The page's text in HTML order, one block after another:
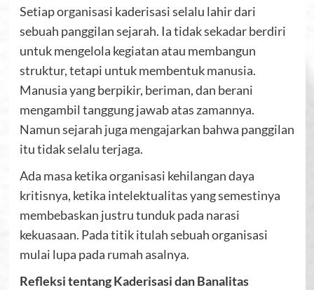
Setiap organisasi kaderisasi selalu lahir dari
sebuah panggilan sejarah. Ia tidak sekadar berdiri
untuk mengelola kegiatan atau membangun
struktur, tetapi untuk membentuk manusia.
Manusia yang berpikir, beriman, dan berani
mengambil tanggung jawab atas zamannya.
Namun sejarah juga mengajarkan bahwa panggilan
itu tidak selalu terjaga.
Ada masa ketika organisasi kehilangan daya
kritisnya, ketika intelektualitas yang semestinya
membebaskan justru tunduk pada narasi
kekuasaan. Pada titik itulah sebuah organisasi
mulai lupa pada rumah asalnya.
Refleksi tentang Kaderisasi dan Banalitas